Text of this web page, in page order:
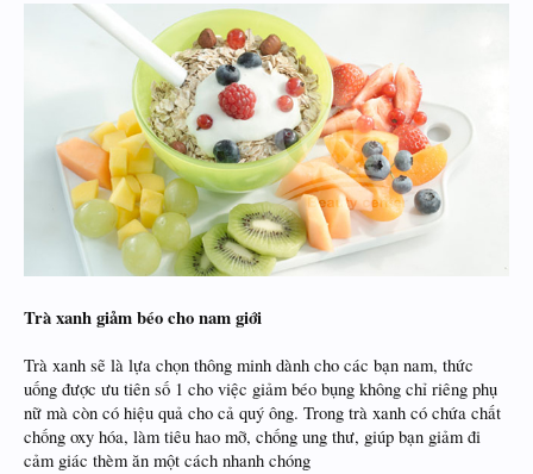
Trà xanh giảm béo cho nam giới
Trà xanh sẽ là lựa chọn thông minh dành cho các bạn nam, thức
uống được ưu tiên số 1 cho việc giảm béo bụng không chỉ riêng phụ
nữ mà còn có hiệu quả cho cả quý ông. Trong trà xanh có chứa chất
chống oxy hóa, làm tiêu hao mỡ, chống ung thư, giúp bạn giảm đi
cảm giác thèm ăn một cách nhanh chóng